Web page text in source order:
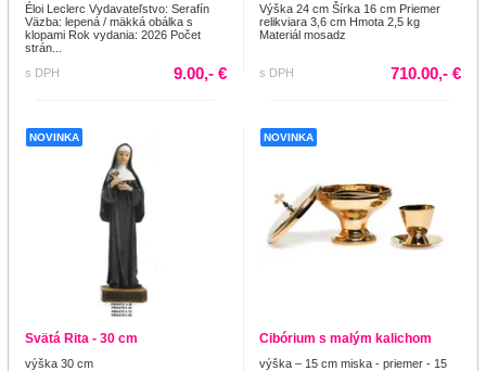
Éloi Leclerc Vydavateľstvo: Serafín
Väzba: lepená / mäkká obálka s
klopami Rok vydania: 2026 Počet
strán...
s DPH
9.00,- €
Výška 24 cm Šírka 16 cm Priemer
relikviara 3,6 cm Hmota 2,5 kg
Materiál mosadz
s DPH 710.00,- €
NOVINKA
Svätá Rita - 30 cm
výška 30 cm
NOVINKA
Cibórium s malým kalichom
výška – 15 cm miska - priemer - 15